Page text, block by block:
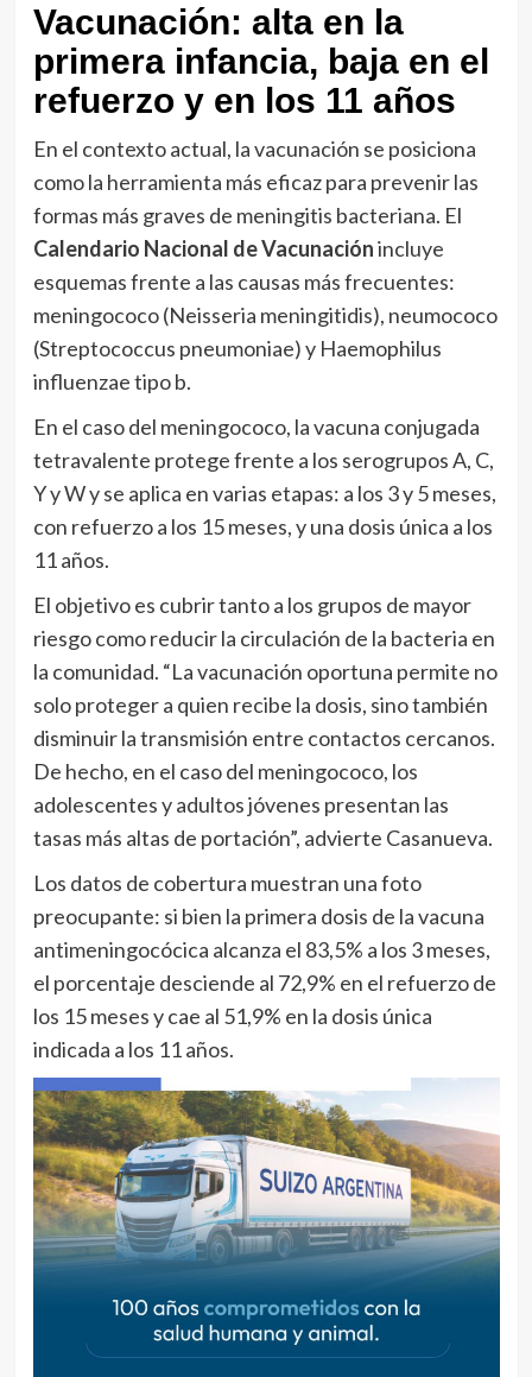
Vacunación: alta en la
primera infancia, baja en el
refuerzo y en los 11 años
En el contexto actual, la vacunación se posiciona
como la herramienta más eficaz para prevenir las
formas más graves de meningitis bacteriana. El
Calendario Nacional de Vacunaciónincluye
esquemas frente a las causas más frecuentes:
meningococo (Neisseria meningitidis), neumococo
(Streptococcus pneumoniae) y Haemophilus
influenzae tipo b.
En el caso del meningococo, la vacuna conjugada
tetravalente protege frente a los serogrupos A, C,
Y y W y se aplica en varias etapas: a los 3 y 5 meses,
con refuerzo a los 15 meses, y una dosis única a los
11 años.
El objetivo es cubrir tanto a los grupos de mayor
riesgo como reducir la circulación de la bacteria en
la comunidad. “La vacunación oportuna permite no
solo proteger a quien recibe la dosis, sino también
disminuir la transmisión entre contactos cercanos.
De hecho, en el caso del meningococo, los
adolescentes y adultos jóvenes presentan las
tasas más altas de portación”, advierte Casanueva.
Los datos de cobertura muestran una foto
preocupante: si bien la primera dosis de la vacuna
antimeningocócica alcanza el 83,5% a los 3 meses,
el porcentaje desciende al 72,9% en el refuerzo de
los 15 meses y cae al 51,9% en la dosis única
indicada a los 11 años.